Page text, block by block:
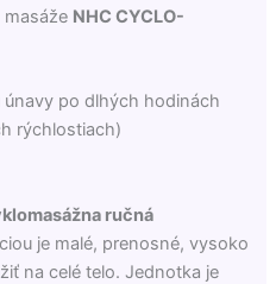
NHC CYCLO-
po dlhých hodinách
rýchlostiach)
ručná
je malé, prenosné, vysoko
na celé telo. Jednotka je